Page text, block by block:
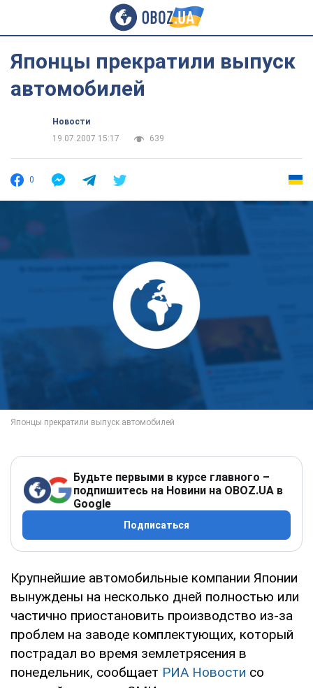
Японцы прекратили выпуск
автомобилей
Новости
19.07.2007 15:17
639
0
Будьте первыми в курсе главного –
подпишитесь на Новини на OBOZ.UA в
Google
Подписаться
Крупнейшие автомобильные компании Японии
вынуждены на несколько дней полностью или
частично приостановить производство из-за
проблем на заводе комплектующих, который
пострадал во время землетрясения в
понедельник, сообщает РИА Новости со